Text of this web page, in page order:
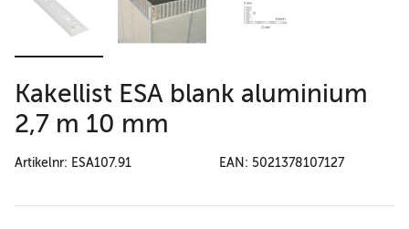
Kakellist ESA blank aluminium
2,7 m 10 mm
Artikelnr: ESA107.91 EAN: 5021378107127